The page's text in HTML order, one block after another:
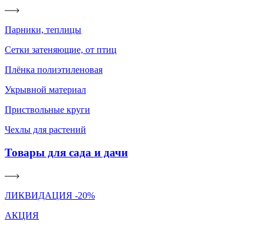
Парники, теплицы
Сетки затеняющие, от птиц
Плёнка полиэтиленовая
Укрывной материал
Приствольные круги
Чехлы для растений
Товары для сада и дачи
ЛИКВИДАЦИЯ -20%
АКЦИЯ